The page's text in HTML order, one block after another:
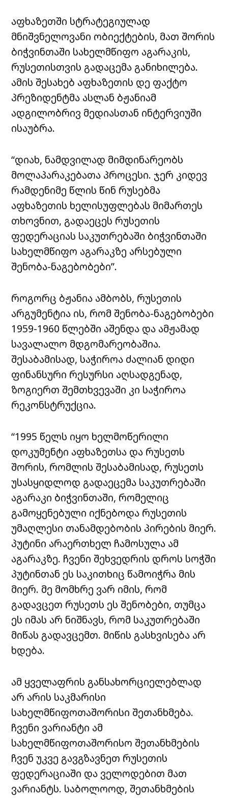
აფხაზეთში სტრატეგიულად
მნიშვნელოვანი ობიექტების, მათ შორის
ბიჭვინთაში სახელმწიფო აგარაკის,
რუსეთისთვის გადაცემა განიხილება.
ამის შესახებ აფხაზეთის დე ფაქტო
პრეზიდენტმა ასლან ბჟანიამ
ადგილობრივ მედიასთან ინტერვიუში
ისაუბრა.
“დიახ, ნამდვილად მიმდინარეობს
მოლაპარაკებათა პროცესი. ჯერ კიდევ
რამდენიმე წლის წინ რუსებმა
აფხაზეთის ხელისუფლებას მიმართეს
თხოვნით, გადაეცეს რუსეთის
ფედერაციას საკუთრებაში ბიჭვინთაში
სახელმწიფო აგარაკზე არსებული
შენობა-ნაგებობები”.
როგორც ბჟანია ამბობს, რუსეთის
არგუმენტია ის, რომ შენობა-ნაგებობები
1959-1960 წლებში აშენდა და ამჟამად
სავალალო მდგომარეობაშია.
შესაბამისად, საჭიროა ძალიან დიდი
ფინანსური რესურსი აღსადგენად,
ზოგიერთ შემთხვევაში კი საჭიროა
რეკონსტრუქცია.
“1995 წელს იყო ხელმოწერილი
დოკუმენტი აფხაზეთსა და რუსეთს
შორის, რომლის შესაბამისად, რუსეთს
უსასყიდლოდ გადაეცემა საკუთრებაში
აგარაკი ბიჭვინთაში, რომელიც
გამოყენებული იქნებოდა რუსეთის
უმაღლესი თანამდებობის პირების მიერ.
პუტინი არაერთხელ ჩამოსულა ამ
აგარაკზე. ჩვენი შეხვედრის დროს სოჭში
პუტინთან ეს საკითხიც წამოიჭრა მის
მიერ. მე მომხრე ვარ იმის, რომ
გადავცეთ რუსეთს ეს შენობები, თუმცა
ეს იმას არ ნიშნავს, რომ საკუთრებაში
მიწას გადავცემთ. მიწის გასხვისება არ
ხდება.
ამ ყველაფრის განსახორციელებლად
არ არის საკმარისი
სახელმწიფოთაშორისი შეთანხმება.
ჩვენი ვარიანტი ამ
სახელმწიფოთაშორისო შეთანხმების
ჩვენ უკვე გავგზავნეთ რუსეთის
ფედერაციაში და ველოდებით მათ
ვარიანტს. საბოლოოდ, შეთანხმების